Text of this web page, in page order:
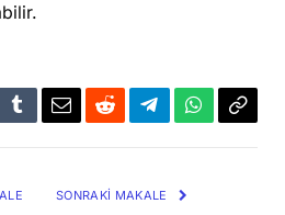
TumblrEmailRedditTelegramWhatsApp
SONRAKI MAKALE